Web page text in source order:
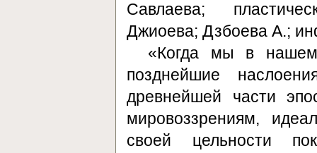
Савлаева;
Джиоева; Дзбоева А.;
«Когда мы в нашем
позднейшие
древнейшей части
мировоззрениям,
своей цельности